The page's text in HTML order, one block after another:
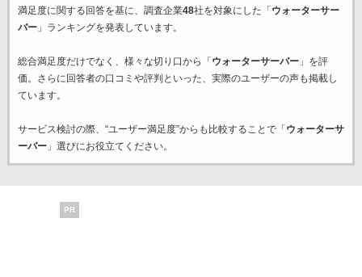
満足度に関する回答を基に、調査企業48社を対象にした「 ウォーターサー
バー」ランキングを発表しています。
総合満足度だけでなく、様々な切り口から「 ウォーターサーバー」を評
価。さらに回答者の口コミや評判といった、実際のユーザーの声も掲載し
ています。
サービス検討の際、“ユーザー満足度”からも比較することで「 ウォーターサ
ーバー」選びにお役立てください。
PR